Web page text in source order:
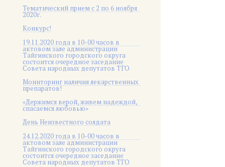
Тематический прием с 2 по 6 ноября
2020г.
Конкурс!
19.11.2020 года в 10-00 часов в
актовом зале администрации
Тайгинского городского округа
состоится очередное заседание
Совета народных депутатов ТГО
Мониторинг наличия лекарственных
препаратов!
«Держимся верой, живем надеждой,
спасаемся любовью»
День Неизвестного солдата
24.12.2020 года в 10-00 часов в
актовом зале администрации
Тайгинского городского округа
состоится очередное заседание
Совета народных депутатов ТГО